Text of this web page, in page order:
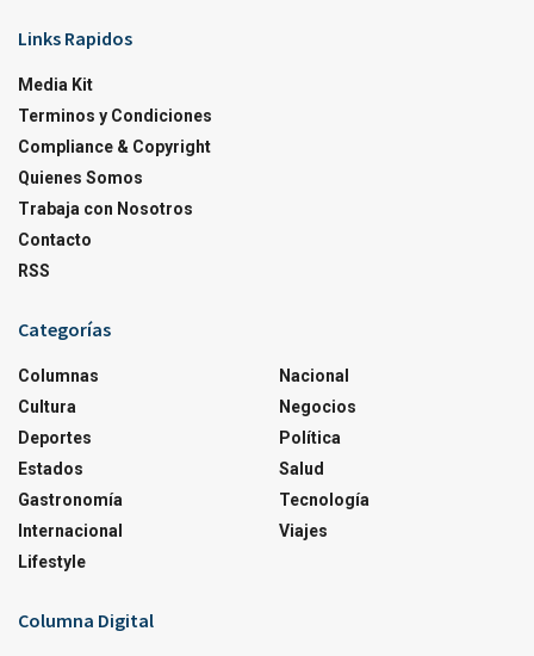
Links Rapidos
Media Kit
Terminos y Condiciones
Compliance & Copyright
Quienes Somos
Trabaja con Nosotros
Contacto
RSS
Categorías
Columnas
Cultura
Deportes
Estados
Gastronomía
Internacional
Lifestyle
Nacional
Negocios
Política
Salud
Tecnología
Viajes
Columna Digital